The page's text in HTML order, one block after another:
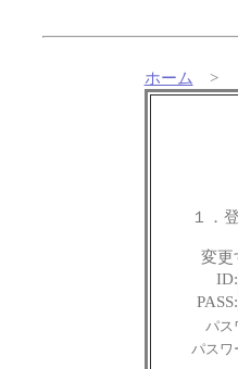
ホーム >
１．
変更
ID:
PASS:
パス
パスワ